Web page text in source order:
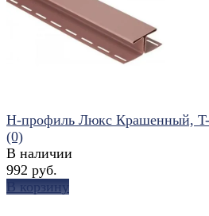
избранное сравнить
Н-профиль Люкс Крашенный,
(0)
В наличии
992 руб.
В корзину